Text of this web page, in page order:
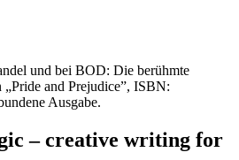
und bei BOD: Die berühmte
and Prejudice”, ISBN:
Ausgabe.
– creative writing for